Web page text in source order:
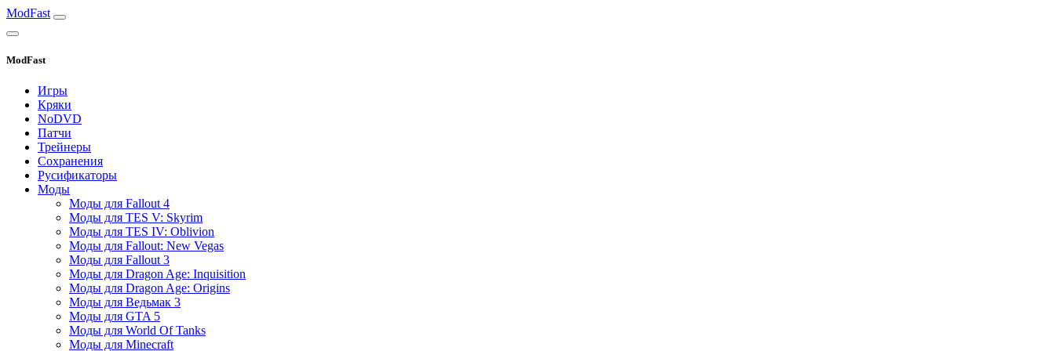
ModFast
ModFast
Игры
Кряки
NoDVD
Патчи
Трейнеры
Сохранения
Русификаторы
Моды
Моды для Fallout 4
Моды для TES V: Skyrim
Моды для TES IV: Oblivion
Моды для Fallout: New Vegas
Моды для Fallout 3
Моды для Dragon Age: Inquisition
Моды для Dragon Age: Origins
Моды для Ведьмак 3
Моды для GTA 5
Моды для World Of Tanks
Моды для Minecraft